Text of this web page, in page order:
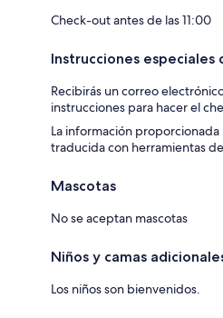
Check-out antes de las 11:00
Instrucciones especiales
Recibirás un correo
instrucciones para hacer el
La información
traducida con herramientas
Mascotas
No se aceptan mascotas
Niños y camas
Los niños son bienvenidos.